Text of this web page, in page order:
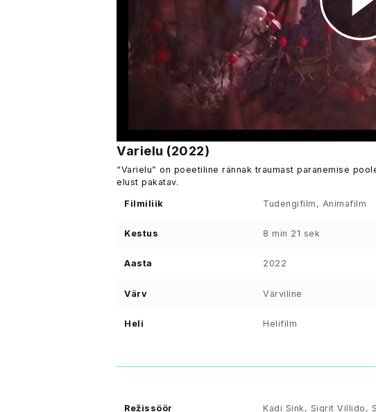
Varielu (2022)
“Varielu” on poeetiline rännak traumast paranemise
elust pakatav.
Filmiliik Tudengifilm, Animafilm
Kestus 8 min 21 sek
Aasta 2022
Värv Värviline
Heli Helifilm
Režissöör Kadi Sink, Sigrit Villido,